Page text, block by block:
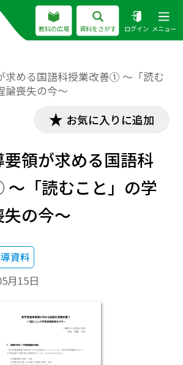
教科の広場 資料をさがす ログイン メニュー
求める国語科授業改善① ～「読む
論喪失の今～
お気に入りに追加
領が求める国語科
「読むこと」の学
の今～
資料
月15日